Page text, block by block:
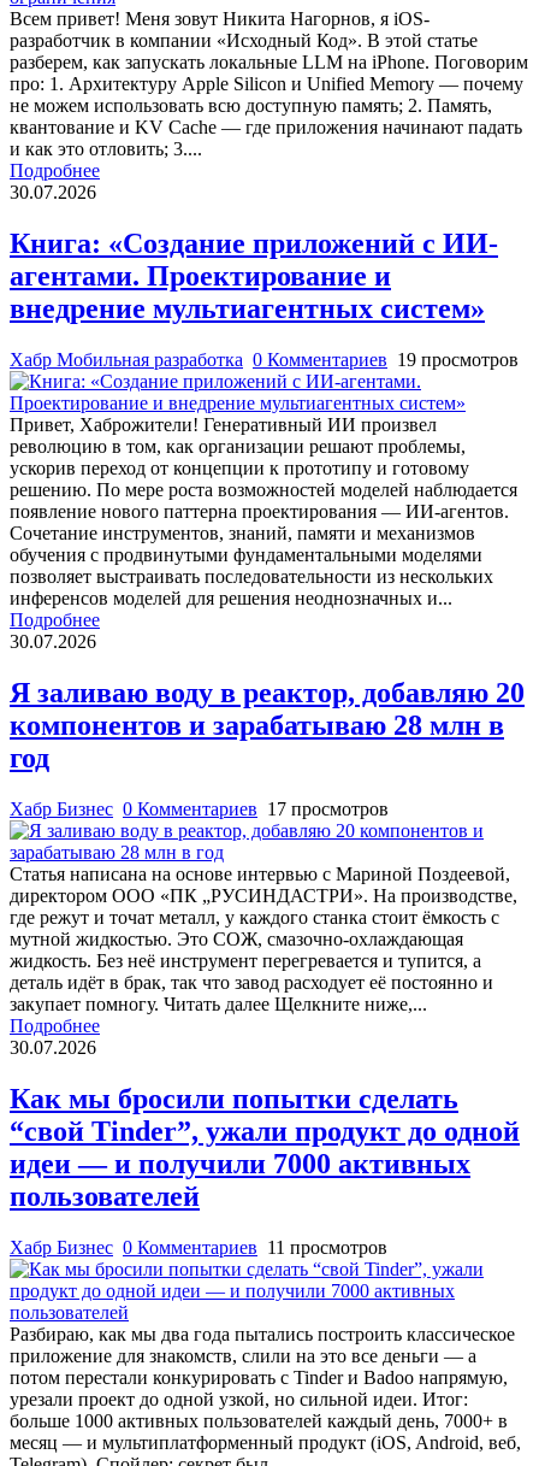
Всем привет! Меня зовут Никита Нагорнов, я iOS-
разработчик в компании «Исходный Код». В этой статье
разберем, как запускать локальные LLM на iPhone. Поговорим
про: 1. Архитектуру Apple Silicon и Unified Memory — почему
не можем использовать всю доступную память; 2. Память,
квантование и KV Cache — где приложения начинают падать
и как это отловить; 3....
Подробнее
30.07.2026
Книга: «Создание приложений с ИИ-
агентами. Проектирование и
внедрение мультиагентных систем»
Хабр Мобильная разработка 0 Комментариев 19 просмотров
Привет, Хаброжители! Генеративный ИИ произвел
революцию в том, как организации решают проблемы,
ускорив переход от концепции к прототипу и готовому
решению. По мере роста возможностей моделей наблюдается
появление нового паттерна проектирования — ИИ-агентов.
Сочетание инструментов, знаний, памяти и механизмов
обучения с продвинутыми фундаментальными моделями
позволяет выстраивать последовательности из нескольких
инференсов моделей для решения неоднозначных и...
Подробнее
30.07.2026
Я заливаю воду в реактор, добавляю 20
компонентов и зарабатываю 28 млн в
год
Хабр Бизнес 0 Комментариев 17 просмотров
Статья написана на основе интервью с Мариной Поздеевой,
директором ООО «ПК „РУСИНДАСТРИ». На производстве,
где режут и точат металл, у каждого станка стоит ёмкость с
мутной жидкостью. Это СОЖ, смазочно-охлаждающая
жидкость. Без неё инструмент перегревается и тупится, а
деталь идёт в брак, так что завод расходует её постоянно и
закупает помногу. Читать далее Щелкните ниже,...
Подробнее
30.07.2026
Как мы бросили попытки сделать
“свой Tinder”, ужали продукт до одной
идеи — и получили 7000 активных
пользователей
Хабр Бизнес 0 Комментариев 11 просмотров
Разбираю, как мы два года пытались построить классическое
приложение для знакомств, слили на это все деньги — а
потом перестали конкурировать с Tinder и Badoo напрямую,
урезали проект до одной узкой, но сильной идеи. Итог:
больше 1000 активных пользователей каждый день, 7000+ в
месяц — и мультиплатформенный продукт (iOS, Android, веб,